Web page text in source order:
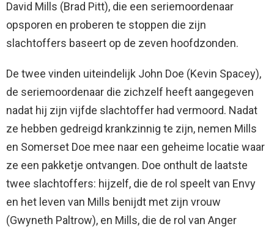
David Mills (Brad Pitt), die een seriemoordenaar
opsporen en proberen te stoppen die zijn
slachtoffers baseert op de zeven hoofdzonden.
De twee vinden uiteindelijk John Doe (Kevin Spacey),
de seriemoordenaar die zichzelf heeft aangegeven
nadat hij zijn vijfde slachtoffer had vermoord. Nadat
ze hebben gedreigd krankzinnig te zijn, nemen Mills
en Somerset Doe mee naar een geheime locatie waar
ze een pakketje ontvangen. Doe onthult de laatste
twee slachtoffers: hijzelf, die de rol speelt van Envy
en het leven van Mills benijdt met zijn vrouw
(Gwyneth Paltrow), en Mills, die de rol van Anger